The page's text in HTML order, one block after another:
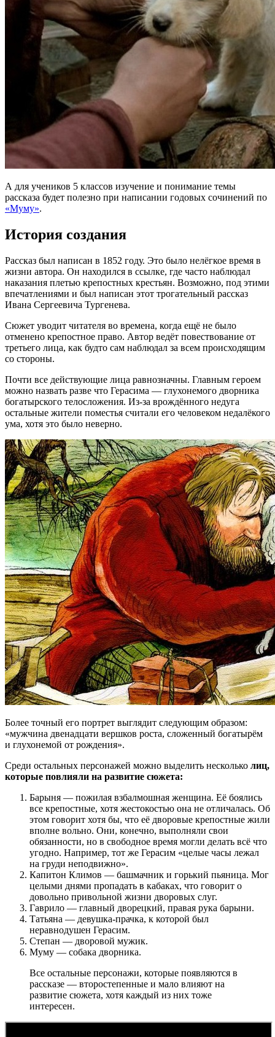
А для учеников 5 классов изучение и понимание темы
рассказа будет полезно при написании годовых сочинений по
«Муму».
История создания
Рассказ был написан в 1852 году. Это было нелёгкое время в
жизни автора. Он находился в ссылке, где часто наблюдал
наказания плетью крепостных крестьян. Возможно, под этими
впечатлениями и был написан этот трогательный рассказ
Ивана Сергеевича Тургенева.
Сюжет уводит читателя во времена, когда ещё не было
отменено крепостное право. Автор ведёт повествование от
третьего лица, как будто сам наблюдал за всем происходящим
со стороны.
Почти все действующие лица равнозначны. Главным героем
можно назвать разве что Герасима — глухонемого дворника
богатырского телосложения. Из-за врождённого недуга
остальные жители поместья считали его человеком недалёкого
ума, хотя это было неверно.
Более точный его портрет выглядит следующим образом:
«мужчина двенадцати вершков роста, сложенный богатырём
и глухонемой от рождения».
Среди остальных персонажей можно выделить несколько лиц,
которые повлияли на развитие сюжета:
Барыня — пожилая взбалмошная женщина. Её боялись
все крепостные, хотя жестокостью она не отличалась. Об
этом говорит хотя бы, что её дворовые крепостные жили
вполне во́льно. Они, конечно, выполняли свои
обязанности, но в свободное время могли делать всё что
угодно. Например, тот же Герасим «целые часы лежал
на груди неподвижно».
Капитон Климов — башмачник и горький пьяница. Мог
целыми днями пропадать в кабаках, что говорит о
довольно привольной жизни дворовых слуг.
Гаврило — главный дворецкий, правая рука барыни.
Татьяна — девушка-прачка, к которой был
неравнодушен Герасим.
Степан — дворовой мужик.
Муму — собака дворника.
Все остальные персонажи, которые появляются в
рассказе — второстепенные и мало влияют на
развитие сюжета, хотя каждый из них тоже
интересен.